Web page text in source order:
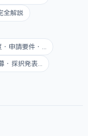
全解説
申請要件・...
採択発表...